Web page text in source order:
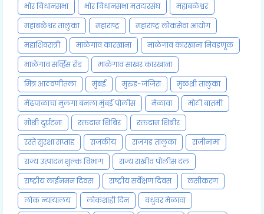
भोर विधानसभा
भोर विधानसभा मतदारसंघ
महाबळेश्वर
महाबळेश्वर तालुका
महाराष्ट्र
महाराष्ट्र लोकसेवा आयोग
महाशिवरात्री
माळेगाव कारखाना
माळेगाव कारखाना निवडणूक
माळेगाव सर्व्हिस रोड
माळेगाव साखर कारखाना
मित्र आठवणीतला
मुंबई मुरुड-जंजिरा
मुळशी तालुका
मेंढपाळाचा मुलगा बनला मुंबई पोलीस
मेळावा
मोठी बातमी
मोशी दुर्घटना
रक्तदान शिबिर
रक्तदान शिबीर
रस्ते सुरक्षा सप्ताह
राजकीय राजगड तालुका
राजीनामा
राज्य उत्पादन शुल्क विभाग
राज्य राखीव पोलीस दल
राष्ट्रीय लाईनमन दिवस
राष्ट्रीय सर्वेक्षण दिवस
लसीकरण
लोक न्यायालय
लोकशाही दिन
वधुवर मेळावा